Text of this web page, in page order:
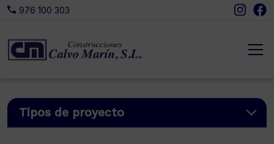
976 100 303
Tipos de proyecto